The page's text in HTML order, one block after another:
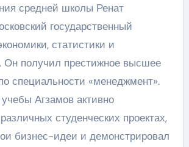
средней школы Ренат
государственный
статистики и
Он получил престижное высшее
специальности «менеджмент».
Агзамов активно
студенческих проектах,
бизнес-идеи и демонстрировал